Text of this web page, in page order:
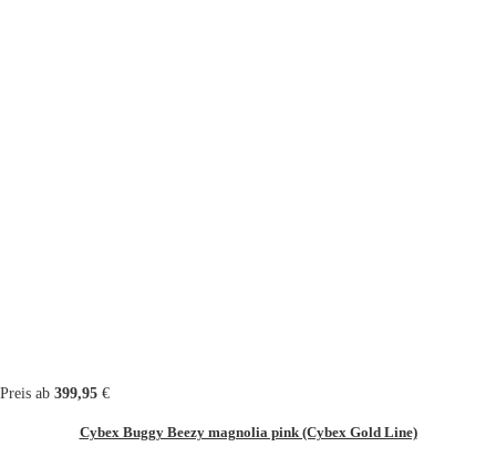
Preis ab 399,95 €
Cybex Buggy Beezy magnolia pink (Cybex Gold Line)